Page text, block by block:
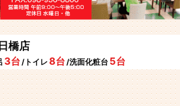
橋店
3台 /トイレ 8台 /洗面化粧台 5台